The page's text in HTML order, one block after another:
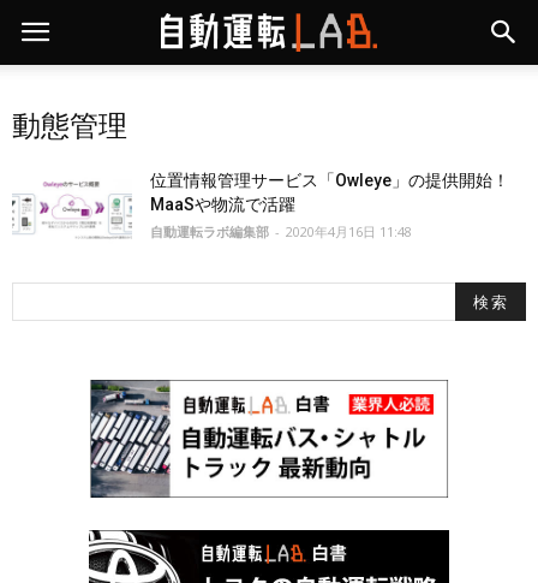
動態管理
位置情報管理サービス「Owleye」の提供開始！
MaaSや物流で活躍
自動運転ラボ編集部 - 2020年4月16日 11:48